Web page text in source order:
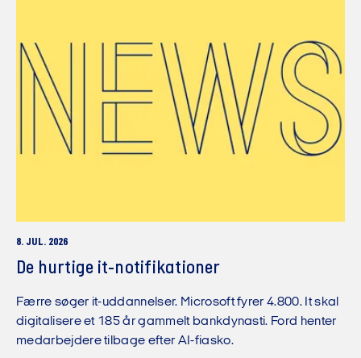
8. JUL. 2026
De hurtige it-notifikationer
Færre søger it-uddannelser. Microsoft fyrer 4.800. It skal
digitalisere et 185 år gammelt bankdynasti. Ford henter
medarbejdere tilbage efter AI-fiasko.